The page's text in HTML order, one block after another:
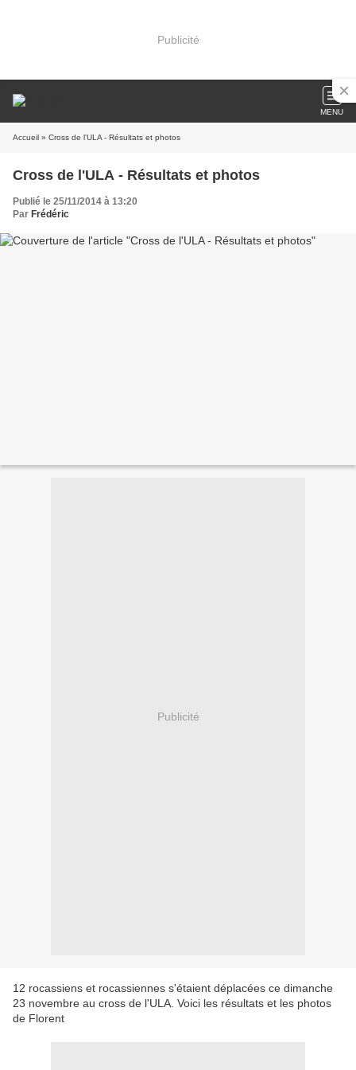
Publicité
MENU
Accueil » Cross de l'ULA - Résultats et photos
Cross de l'ULA - Résultats et photos
Publié le 25/11/2014 à 13:20
Par Frédéric
Publicité
12 rocassiens et rocassiennes s'étaient déplacées ce dimanche
23 novembre au cross de l'ULA. Voici les résultats et les photos
de Florent